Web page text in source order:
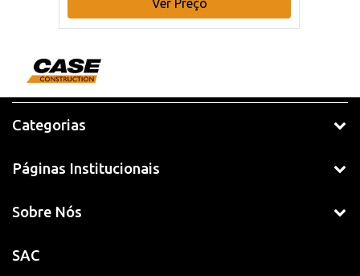
Ver Preço
Categorias
Páginas Institucionais
Sobre Nós
SAC